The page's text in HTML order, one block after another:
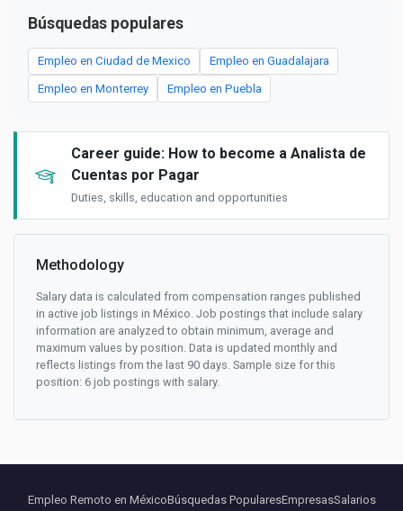
Búsquedas populares
Empleo en Ciudad de Mexico Empleo en Guadalajara
Empleo en Monterrey Empleo en Puebla
Career guide: How to become a Analista de
Cuentas por Pagar
Duties, skills, education and opportunities
Methodology
Salary data is calculated from compensation ranges published
in active job listings in México. Job postings that include salary
information are analyzed to obtain minimum, average and
maximum values by position. Data is updated monthly and
reflects listings from the last 90 days. Sample size for this
position: 6 job postings with salary.
Empleo Remoto en MéxicoBúsquedas PopularesEmpresasSalarios